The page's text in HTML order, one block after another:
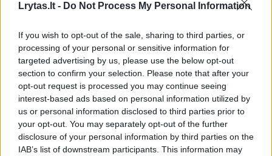
Lrytas.lt - Do Not Process My Personal Information
If you wish to opt-out of the sale, sharing to third parties, or
processing of your personal or sensitive information for
targeted advertising by us, please use the below opt-out
section to confirm your selection. Please note that after your
opt-out request is processed you may continue seeing
interest-based ads based on personal information utilized by
us or personal information disclosed to third parties prior to
your opt-out. You may separately opt-out of the further
disclosure of your personal information by third parties on the
IAB’s list of downstream participants. This information may
Visi įrašai
Žiūrimiausi įrašai
Vaizdai iš tragiškos avarijos Vilniaus r.: dviejų moterų ir
vaiko gyvybių išgelbėti nepavyko